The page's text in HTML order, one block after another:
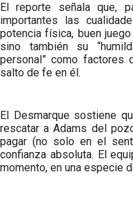
El reporte señala que,
importantes las
potencia física, buen
sino también su
personal” como factores
salto de fe en él.
El Desmarque sostiene
rescatar a Adams del
pagar (no solo en el
confianza absoluta. El
momento, en una especie